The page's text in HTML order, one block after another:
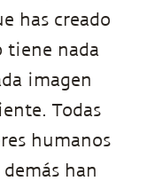
has creado
tiene nada
imagen
Todas
humanos
han